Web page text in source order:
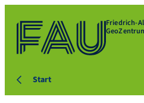
Friedrich-
Start